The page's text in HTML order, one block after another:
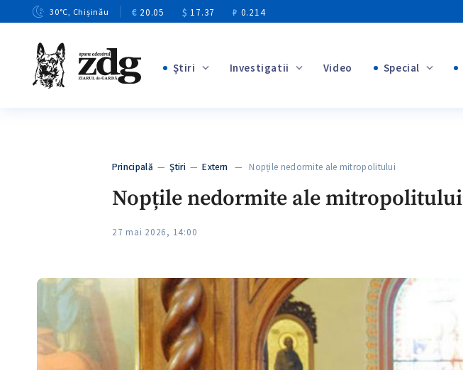
30°C, Chișinău € 20.05 $ 17.37 ₽ 0.214
Ştiri Investigatii Video Special
Principală —Ştiri —Extern — Nopțile nedormite ale mitropolitului
Nopțile nedormite ale mitropolitului
27 mai 2026, 14:00